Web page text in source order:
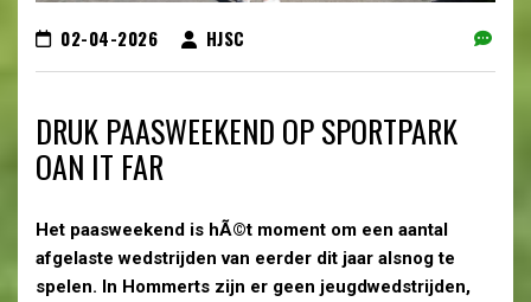
02-04-2026 HJSC
DRUK PAASWEEKEND OP SPORTPARK
OAN IT FAR
Het paasweekend is hÃ©t moment om een aantal
afgelaste wedstrijden van eerder dit jaar alsnog te
spelen. In Hommerts zijn er geen jeugdwedstrijden,